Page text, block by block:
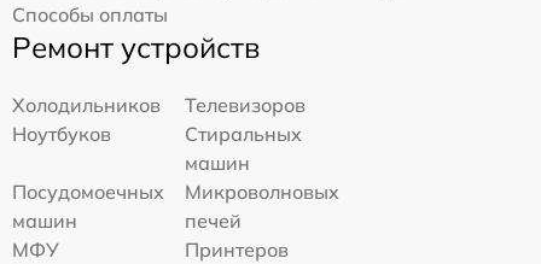
Способы оплаты
Ремонт устройств
Холодильников
Телевизоров
Ноутбуков
Стиральных
машин
Посудомоечных
машин
Микроволновых
печей
МФУ
Принтеров